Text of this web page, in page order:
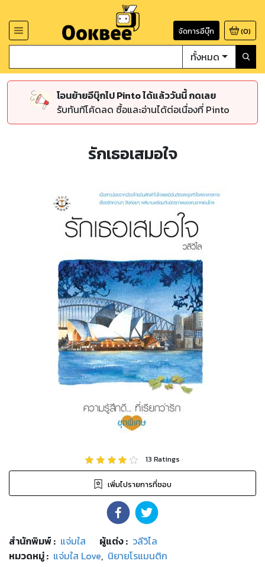
จัดการอีบุ๊ก (0)
ทั้งหมด
โอนย้ายอีบุ๊กไป Pinto ได้แล้ววันนี้ กดเลย
รับทันทีโค้ดลด ซื้อและอ่านได้ต่อเนื่องที่ Pinto
รักเธอเสมอใจ
13 Ratings
เพิ่มไปรายการที่ชอบ
สำนักพิมพ์: แจ่มใส ผู้แต่ง : วลีวิไล
หมวดหมู่: แจ่มใส Love, นิยายโรแมนติก